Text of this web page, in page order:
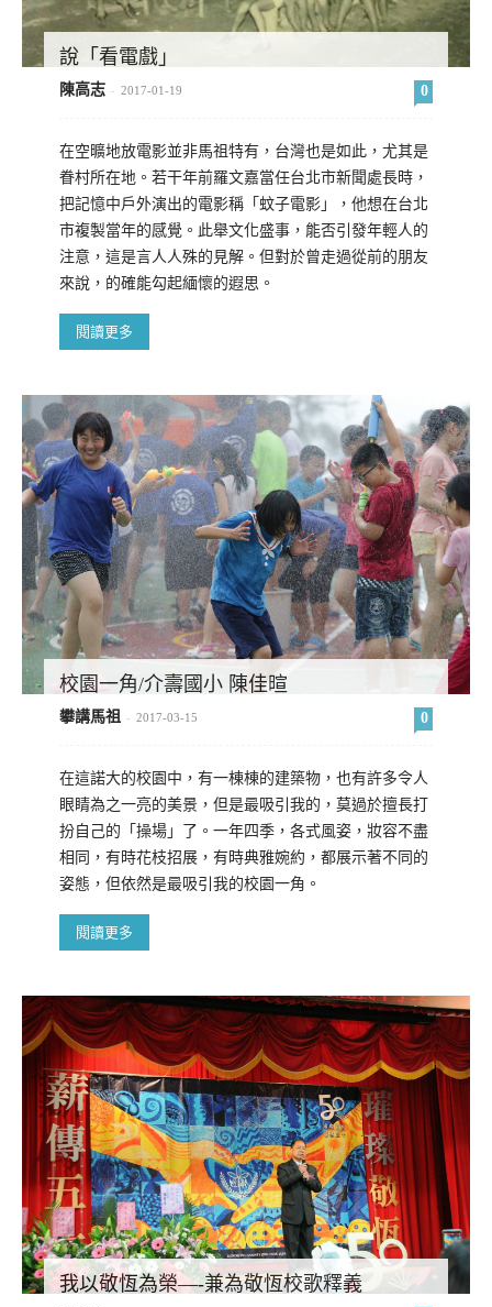
說「看電戲」
陳高志 - 2017-01-19 0
在空曠地放電影並非馬祖特有，台灣也是如此，尤其是
眷村所在地。若干年前羅文嘉當任台北市新聞處長時，
把記憶中戶外演出的電影稱「蚊子電影」，他想在台北
市複製當年的感覺。此舉文化盛事，能否引發年輕人的
注意，這是言人人殊的見解。但對於曾走過從前的朋友
來說，的確能勾起緬懷的遐思。
閱讀更多
校園一角/介壽國小 陳佳暄
攀講馬祖 - 2017-03-15 0
在這諾大的校園中，有一棟棟的建築物，也有許多令人
眼睛為之一亮的美景，但是最吸引我的，莫過於擅長打
扮自己的「操場」了。一年四季，各式風姿，妝容不盡
相同，有時花枝招展，有時典雅婉約，都展示著不同的
姿態，但依然是最吸引我的校園一角。
閱讀更多
我以敬恆為榮—-兼為敬恆校歌釋義